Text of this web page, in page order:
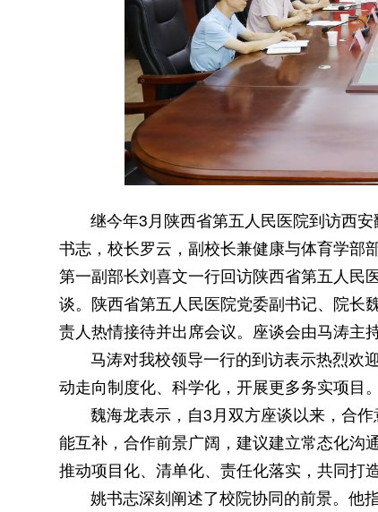
继今年3月陕西省第五人民医院到访西
书志，校长罗云，副校长兼健康与体育学部
第一副部长刘喜文一行回访陕西省第五人民
谈。陕西省第五人民医院党委副书记、院长
责人热情接待并出席会议。座谈会由马涛主持
马涛对我校领导一行的到访表示热烈欢
动走向制度化、科学化，开展更多务实项目。
魏海龙表示，自3月双方座谈以来，合
能互补，合作前景广阔，建议建立常态化沟
推动项目化、清单化、责任化落实，共同打
姚书志深刻阐述了校院协同的前景。他